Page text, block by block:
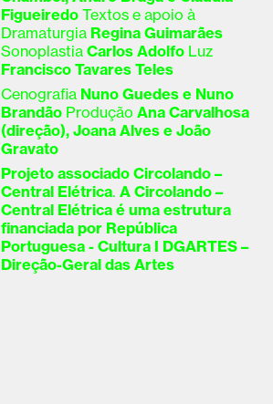
FigueiredoTextos e apoio à
Dramaturgia Regina Guimarães
Sonoplastia Carlos AdolfoLuz
Francisco Tavares Teles
Cenografia Nuno Guedes e Nuno
BrandãoProdução Ana Carvalhosa
(direção), Joana Alves e João
Gravato
Projeto associado Circolando –
Central Elétrica. A Circolando –
Central Elétrica é uma estrutura
financiada por República
Portuguesa - Cultura I DGARTES –
Direção-Geral das Artes